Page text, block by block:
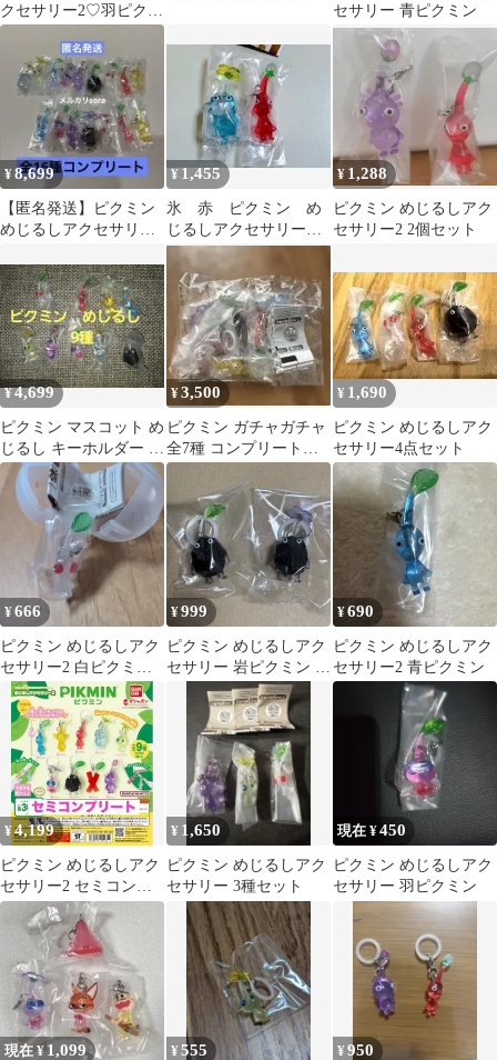
クセサリー2♡羽ピクミ
ン 3個セット♡ガチャ
セサリー 青ピクミン
¥8,699
【匿名発送】ピクミン
めじるしアクセサリー
16種
¥1,455
氷 赤 ピクミン め
じるしアクセサリー
２点 セット ガチャ
¥ 1,288
ピクミン めじるしアク
セサリー2 2個セット
¥4,699
ピクミン マスコット め
じるし キーホルダー 9
種セット
¥3,500
ピクミン ガチャガチャ
全7種 コンプリートセ
ット
¥ 1,690
ピクミン めじるしアク
セサリー4点セット
¥666
ピクミン めじるしアク
セサリー2 白ピクミン
②
¥999
ピクミン めじるしアク
セサリー 岩ピクミン 2
種セット
¥690
ピクミン めじるしアク
セサリー2 青ピクミン
¥4,199
ピクミン めじるしアク
セサリー2 セミコンプ
リート
¥ 1,650
ピクミン めじるしアク
セサリー 3種セット
現在 ¥450
ピクミン めじるしアク
セサリー 羽ピクミン
現在 ¥ 1,099 ¥555 ¥950